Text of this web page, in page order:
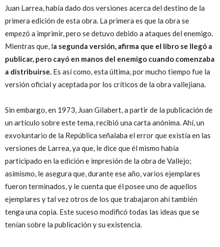
Juan Larrea, había dado dos versiones acerca del destino de la
primera edición de esta obra. La primera es que la obra se
empezó a imprimir, pero se detuvo debido a ataques del enemigo.
Mientras que, la segunda versión, afirma que el libro se llegó a
publicar, pero cayó en manos del enemigo cuando comenzaba
a distribuirse. Es así como, esta última, por mucho tiempo fue la
versión oficial y aceptada por los críticos de la obra vallejiana.
Sin embargo, en 1973, Juan Gilabert, a partir de la publicación de
un artículo sobre este tema, recibió una carta anónima. Ahí, un
exvoluntario de la República señalaba el error que existía en las
versiones de Larrea, ya que, le dice que él mismo había
participado en la edición e impresión de la obra de Vallejo;
asimismo, le asegura que, durante ese año, varios ejemplares
fueron terminados, y le cuenta que él posee uno de aquellos
ejemplares y tal vez otros de los que trabajaron ahí también
tenga una copia. Este suceso modificó todas las ideas que se
tenían sobre la publicación y su existencia.